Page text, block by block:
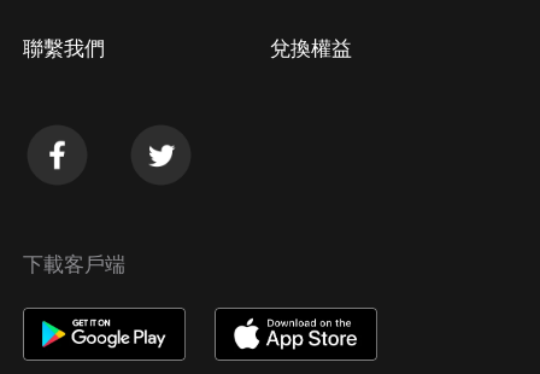
聯繫我們 兌換權益
下載客戶端